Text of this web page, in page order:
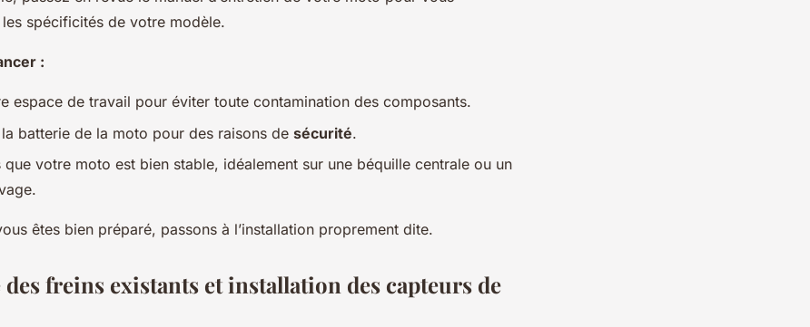
spécificités de votre modèle.
:
espace de travail pour éviter toute contamination des composants.
batterie de la moto pour des raisons de sécurité.
que votre moto est bien stable, idéalement sur une béquille centrale ou un
êtes bien préparé, passons à l’installation proprement dite.
des freins existants et installation des capteurs de